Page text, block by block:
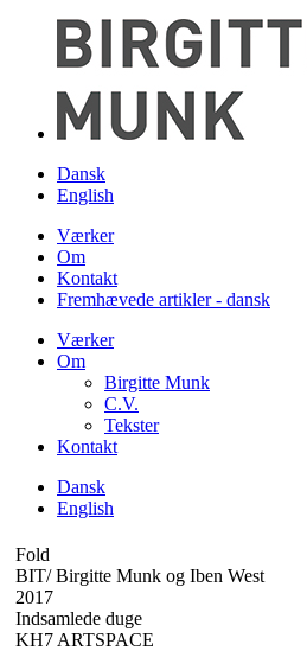
Dansk
English
Værker
Om
Kontakt
Fremhævede artikler - dansk
Værker
Om
Birgitte Munk
C.V.
Tekster
Kontakt
Dansk
English
Fold
BIT/ Birgitte Munk og Iben West
2017
Indsamlede duge
KH7 ARTSPACE